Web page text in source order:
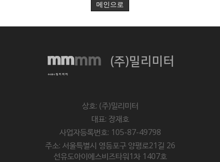
메인으로
(주)밀리미터
상호: (주)밀리미터
대표: 장재호
사업자등록번호: 105-87-49798
주소: 서울특별시 영등포구 양평로21길 26
선유도아이에스비즈타워1차 1407호